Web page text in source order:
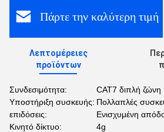
Πάρτε την καλύτερη τιμή
Λεπτομέρειες
προϊόντων
Συνδεσιμότητα:
CAT7 διπλή ζώνη
Υποστήριξη συσκευής: Πολλαπλές
επιδόσεις:
Ενισχυμένη
Κινητό δίκτυο:
4g